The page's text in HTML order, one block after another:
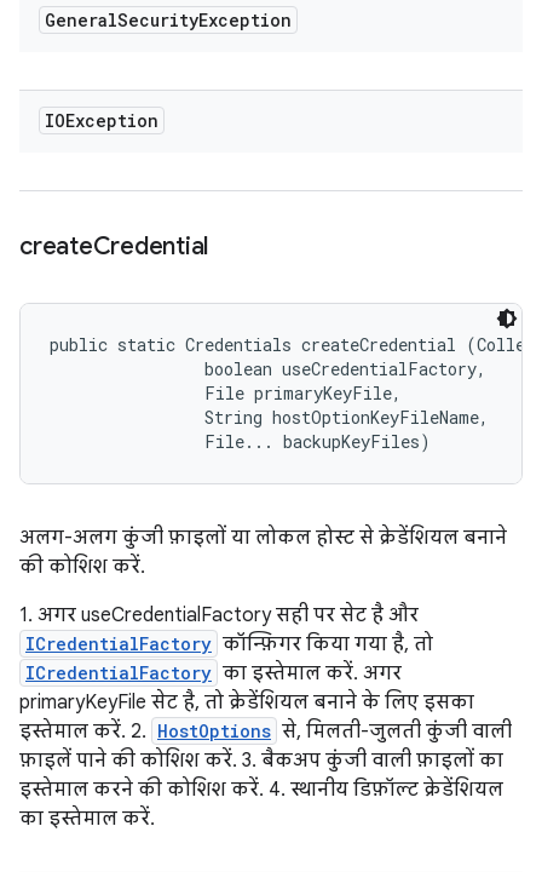
GeneralSecurityException
IOException
createCredential
public static Credentials createCredential
                boolean useCredentialFactory,
                File primaryKeyFile,
                String hostOptionKeyFileName,
                File... backupKeyFiles)
अलग-अलग कुंजी फ़ाइलों या लोकल होस्ट से क्रेडेंशियल बनाने
की कोशिश करें.
1. अगर useCredentialFactory सही पर सेट है और
ICredentialFactory कॉन्फ़िगर किया गया है, तो
ICredentialFactory का इस्तेमाल करें. अगर
primaryKeyFile सेट है, तो क्रेडेंशियल बनाने के लिए इसका
इस्तेमाल करें. 2. HostOptions से, मिलती-जुलती कुंजी वाली
फ़ाइलें पाने की कोशिश करें. 3. बैकअप कुंजी वाली फ़ाइलों का
इस्तेमाल करने की कोशिश करें. 4. स्थानीय डिफ़ॉल्ट क्रेडेंशियल
का इस्तेमाल करें.